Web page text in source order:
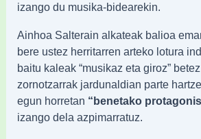
izango du musika-bidearekin.
Ainhoa Salterain alkateak balioa
bere ustez herritarren arteko lotura
baitu kaleak “musikaz eta giroz”
zornotzarrak jardunaldian parte
egun horretan “benetako
izango dela azpimarratuz.